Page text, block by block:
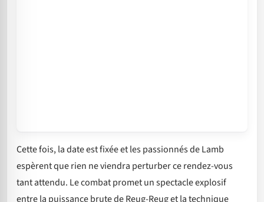
Cette fois, la date est fixée et les passionnés de Lamb
espèrent que rien ne viendra perturber ce rendez-vous
tant attendu. Le combat promet un spectacle explosif
entre la puissance brute de Reug-Reug et la technique